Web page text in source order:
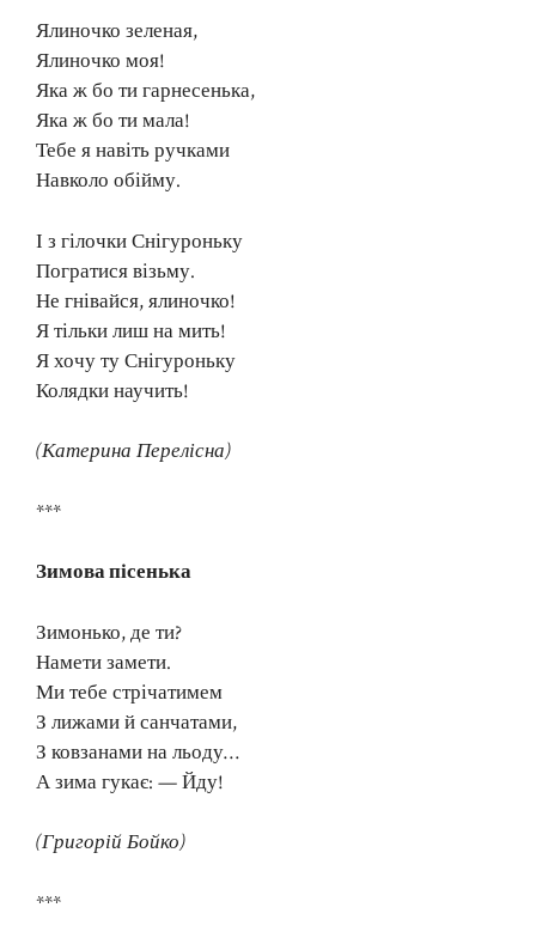
Ялиночко зеленая,
Ялиночко моя!
Яка ж бо ти гарнесенька,
Яка ж бо ти мала!
Тебе я навіть ручками
Навколо обійму.
І з гілочки Снігуроньку
Погратися візьму.
Не гнівайся, ялиночко!
Я тільки лиш на мить!
Я хочу ту Снігуроньку
Колядки научить!
(Катерина Перелісна)
***
Зимова пісенька
Зимонько, де ти?
Намети замети.
Ми тебе стрічатимем
З лижами й санчатами,
З ковзанами на льоду…
А зима гукає: — Йду!
(Григорій Бойко)
***